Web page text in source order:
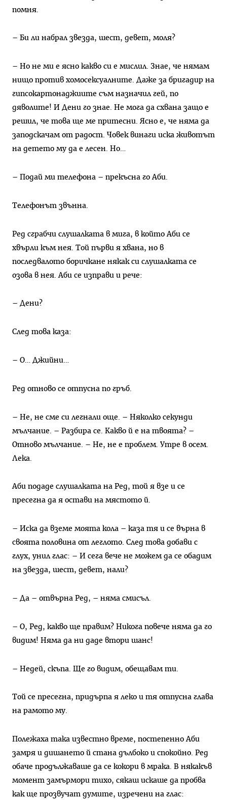
помня.
– Би ли набрал звезда, шест, девет, моля?
– Но не ми е ясно какво си е мислил. Знае, че нямам
нищо против хомосексуалните. Даже за бригадир на
гипсокартонаджиите съм назначил гей, по
дяволите! И Дени го знае. Не мога да схвана защо е
решил, че това ще ме притесни. Ясно е, че няма да
заподскачам от радост. Човек винаги иска животът
на детето му да е лесен. Но…
– Подай ми телефона – прекъсна го Аби.
Телефонът звънна.
Ред сграбчи слушалката в мига, в който Аби се
хвърли към нея. Той първи я хвана, но в
последвалото боричкане някак си слушалката се
озова в нея. Аби се изправи и рече:
– Дени?
След това каза:
– О… Джийни…
Ред отново се отпусна по гръб.
– Не, не сме си легнали още. – Няколко секунди
мълчание. – Разбира се. Какво й е на твоята? –
Отново мълчание. – Не, не е проблем. Утре в осем.
Лека.
Аби подаде слушалката на Ред, той я взе и се
пресегна да я остави на мястото й.
– Иска да вземе моята кола – каза тя и се върна в
своята половина от леглото. След това добави с
глух, унил глас: – И сега вече не можем да се обадим
на звезда, шест, девет, нали?
– Да – отвърна Ред, – няма смисъл.
– О, Ред, какво ще правим? Никога повече няма да го
видим! Няма да ни даде втори шанс!
– Недей, скъпа. Ще го видим, обещавам ти.
Той се пресегна, придърпа я леко и тя отпусна глава
на рамото му.
Полежаха така известно време, постепенно Аби
замря и дишането й стана дълбоко и спокойно. Ред
обаче продължаваше да се кокори в мрака. В някакъв
момент замърмори тихо, сякаш искаше да пробва
как ще прозвучат думите, изречени на глас: